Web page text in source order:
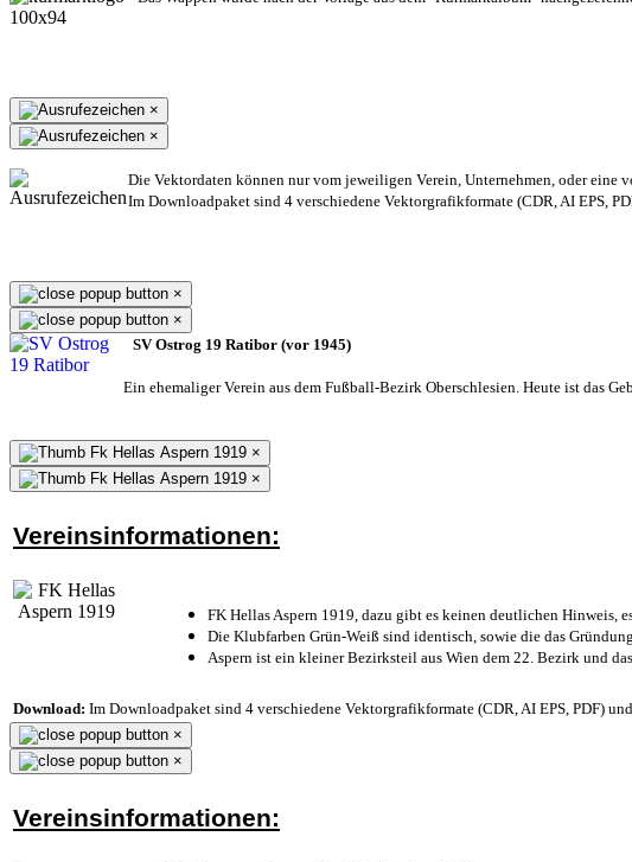
×
×
Die Vektordaten können nur vom jeweiligen Verein, Unternehmen, oder eine
Im Downloadpaket sind 4 verschiedene Vektorgrafikformate (CDR, AI EPS,
×
×
SV Ostrog 19 Ratibor (vor 1945)
Ein ehemaliger Verein aus dem Fußball-Bezirk Oberschlesien. Heute ist das
×
×
Vereinsinformationen:
FK Hellas Aspern 1919, dazu gibt es keinen deutlichen Hinweis,
Die Klubfarben Grün-Weiß sind identisch, sowie die das
Aspern ist ein kleiner Bezirksteil aus Wien dem 22. Bezirk und
Download: Im Downloadpaket sind 4 verschiedene Vektorgrafikformate (CDR, AI EPS, PDF)
×
×
Vereinsinformationen: